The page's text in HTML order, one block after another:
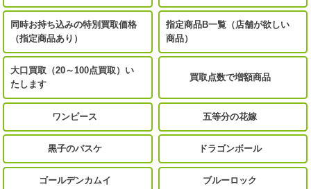
同時お持ち込みの特別買取価格
（指定商品あり）
指定商品B一覧（店舗が欲しい
商品）
大口買取（20～100点買取）い
たします
買取点数で増額商品
ワンピース 五等分の花嫁
黒子のバスケ ドラゴンボール
ゴールデンカムイ ブルーロック